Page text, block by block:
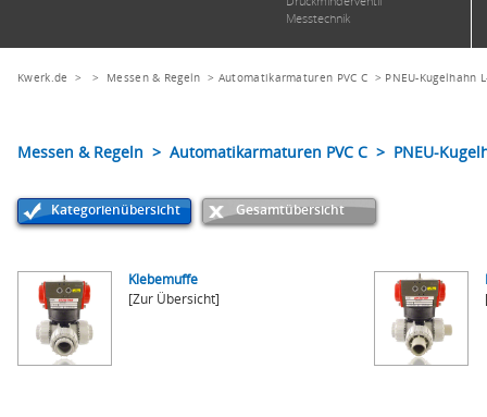
Kwerk.de > > Messen & Regeln > Automatikarmaturen PVC C > PNEU-Kugelhahn
Messen & Regeln > Automatikarmaturen PVC C > PNEU-
Kategorienübersicht Gesamtübersicht
Klebemuffe
[Zur Übersicht]